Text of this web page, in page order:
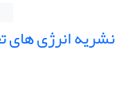
نشریه انرژی های